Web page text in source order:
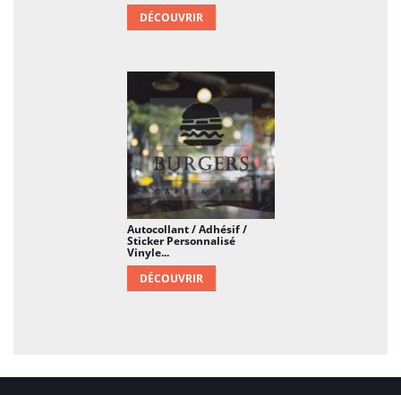
DÉCOUVRIR
Autocollant / Adhésif /
Sticker Personnalisé
Vinyle...
DÉCOUVRIR